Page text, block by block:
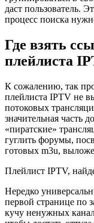
даст пользователь.
процесс поиска
Где взять
плейлиста
К сожалению, так
плейлиста IPTV не
потоковых
значительная часть
«пиратские»
гуглить форумы,
готовых m3u,
Плейлист IPTV,
Нередко
первой странице по
кучу ненужных